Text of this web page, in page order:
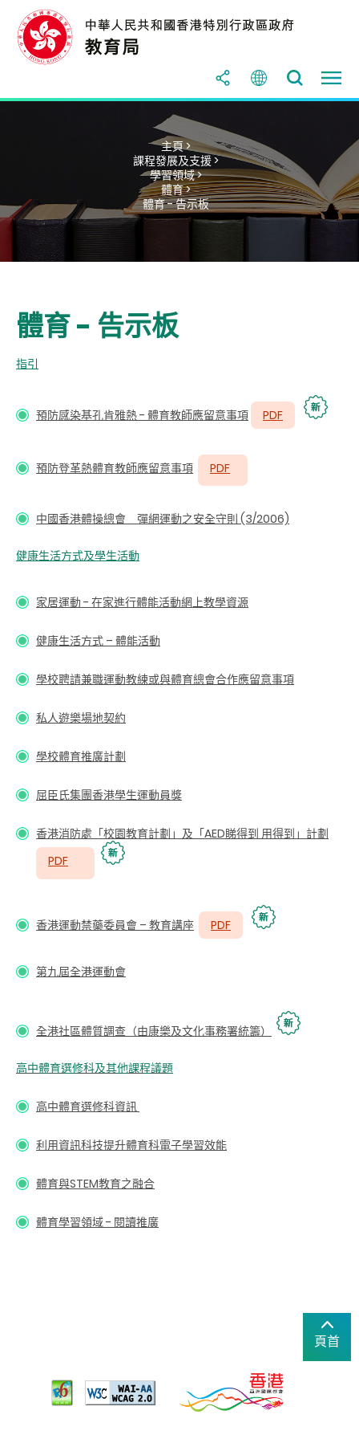
主頁 >
課程發展及支援 >
學習領域 >
體育 >
體育 - 告示板
體育 - 告示板
指引
預防感染基孔肯雅熱 - 體育教師應留意事項 PDF
預防登革熱體育教師應留意事項 PDF
中國香港體操總會 彈網運動之安全守則 (3/2006)
健康生活方式及學生活動
家居運動 - 在家進行體能活動網上教學資源
健康生活方式 – 體能活動
學校聘請兼職運動教練或與體育總會合作應留意事項
私人遊樂場地契約
學校體育推廣計劃
屈臣氏集團香港學生運動員獎
香港消防處「校園教育計劃」及「AED睇得到 用得到」計劃
PDF
香港運動禁藥委員會 – 教育講座 PDF
第九屆全港運動會
全港社區體質調查（由康樂及文化事務署統籌）
高中體育選修科及其他課程議題
高中體育選修科資訊
利用資訊科技提升體育科電子學習效能
體育與STEM教育之融合
體育學習領域 - 閱讀推廣
頁首